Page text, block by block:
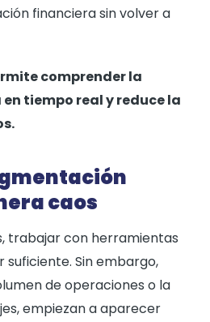
financiera sin volver a
comprender la
tiempo real y reduce la
caos
trabajar con herramientas
Sin embargo,
de operaciones o la
empiezan a aparecer